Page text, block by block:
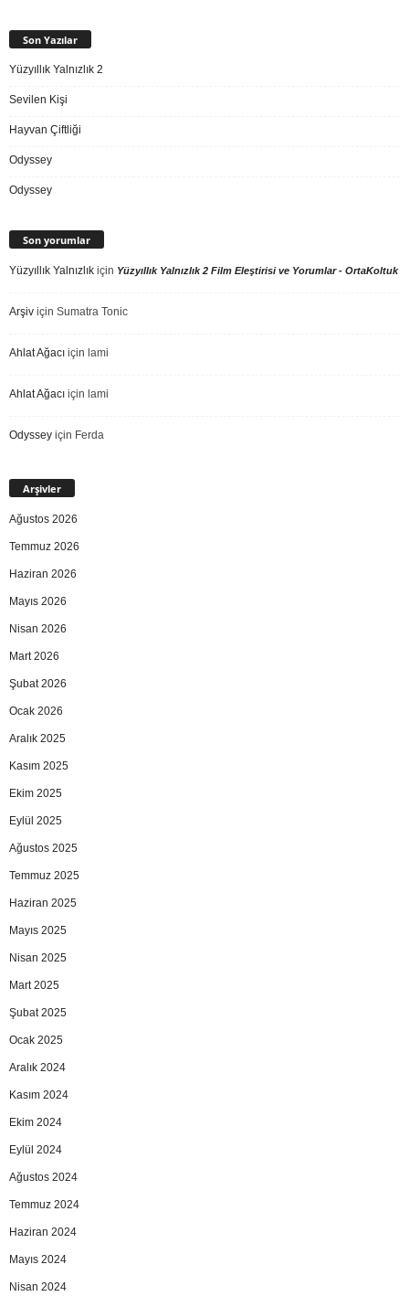
Son Yazılar
Yüzyıllık Yalnızlık 2
Sevilen Kişi
Hayvan Çiftliği
Odyssey
Odyssey
Son yorumlar
Yüzyıllık Yalnızlık için Yüzyıllık Yalnızlık 2 Film Eleştirisi ve Yorumlar - OrtaKoltuk
Arşiv için Sumatra Tonic
Ahlat Ağacı için lami
Ahlat Ağacı için lami
Odyssey için Ferda
Arşivler
Ağustos 2026
Temmuz 2026
Haziran 2026
Mayıs 2026
Nisan 2026
Mart 2026
Şubat 2026
Ocak 2026
Aralık 2025
Kasım 2025
Ekim 2025
Eylül 2025
Ağustos 2025
Temmuz 2025
Haziran 2025
Mayıs 2025
Nisan 2025
Mart 2025
Şubat 2025
Ocak 2025
Aralık 2024
Kasım 2024
Ekim 2024
Eylül 2024
Ağustos 2024
Temmuz 2024
Haziran 2024
Mayıs 2024
Nisan 2024